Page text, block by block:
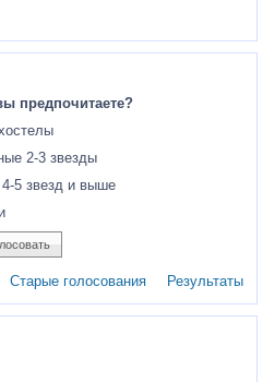
предпочитаете?
2-3 звезды
5 звезд и выше
Старые голосования Результаты